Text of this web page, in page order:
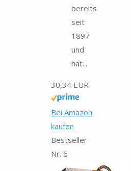
bereits
seit
1897
und
hat...
30,34 EUR
Bei Amazon
kaufen
Bestseller
Nr. 6